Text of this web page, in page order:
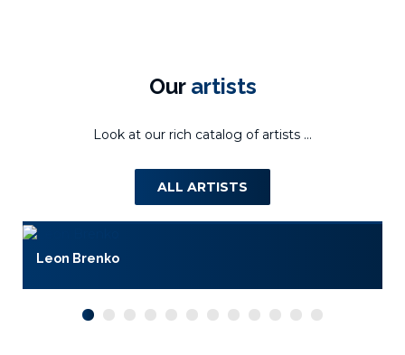
Our artists
Look at our rich catalog of artists ...
ALL ARTISTS
Leon Brenko